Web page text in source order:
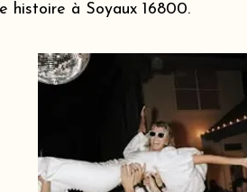
histoire à Soyaux 16800.